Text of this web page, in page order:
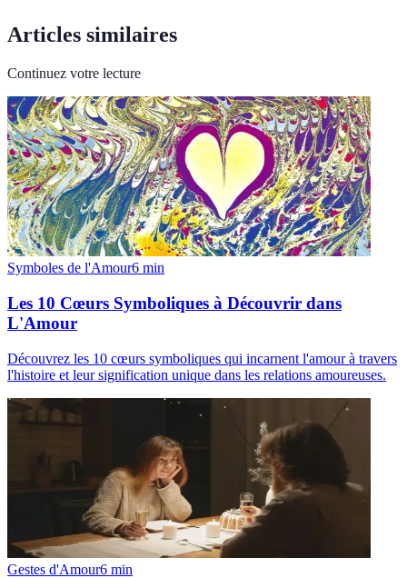
Articles similaires
Continuez votre lecture
Symboles de l'Amour6 min
Les 10 Cœurs Symboliques à Découvrir dans
L'Amour
Découvrez les 10 cœurs symboliques qui incarnent l'amour à travers
l'histoire et leur signification unique dans les relations amoureuses.
Gestes d'Amour6 min